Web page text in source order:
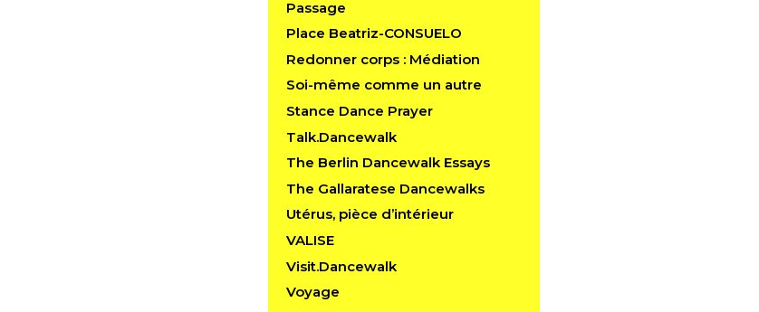
Passage
Place Beatriz-CONSUELO
Redonner corps : Médiation
Soi-même comme un autre
Stance Dance Prayer
Talk.Dancewalk
The Berlin Dancewalk Essays
The Gallaratese Dancewalks
Utérus, pièce d’intérieur
VALISE
Visit.Dancewalk
Voyage